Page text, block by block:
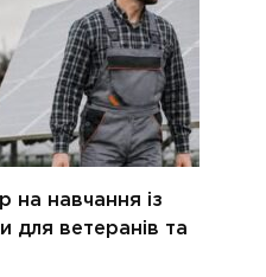
на навчання із
для ветеранів та